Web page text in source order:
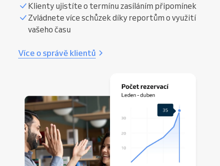
Klienty ujistíte o termínu zasíláním připomínek
Zvládnete více schůzek díky reportům o využití
vašeho času
Více o správě klientů